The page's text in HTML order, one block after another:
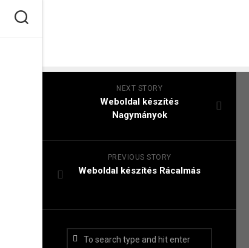
NEXT STORY
Weboldal készítés​
Nagymányok
PREVIOUS STORY
Weboldal készítés​ Rácalmás